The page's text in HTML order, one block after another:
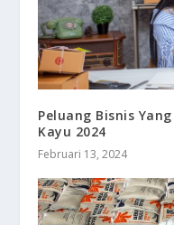
Peluang Bisnis
Kayu 2024
Februari 13, 2024